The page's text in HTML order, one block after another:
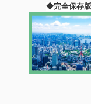
◆完全保存